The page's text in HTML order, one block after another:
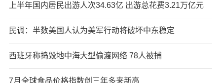
上半年国内居民出游人次34.63亿 出游总花费3.21万亿元
民调：半数美国人认为美军行动将破坏中东稳定
西班牙称捣毁地中海大型偷渡网络 78人被捕
7月全球食品价格指数创三年多来新高